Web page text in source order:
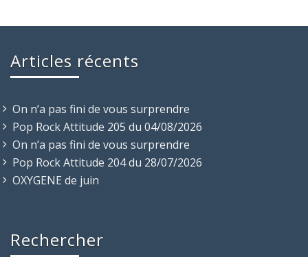
Articles récents
On n’a pas fini de vous surprendre
Pop Rock Attitude 205 du 04/08/2026
On n’a pas fini de vous surprendre
Pop Rock Attitude 204 du 28/07/2026
OXYGENE de juin
Rechercher